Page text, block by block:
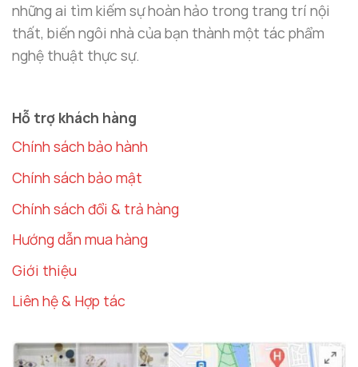
những ai tìm kiếm sự hoàn hảo trong trang trí nội
thất, biến ngôi nhà của bạn thành một tác phẩm
nghệ thuật thực sự.
Hỗ trợ khách hàng
Chính sách bảo hành
Chính sách bảo mật
Chính sách đổi & trả hàng
Hướng dẫn mua hàng
Giới thiệu
Liên hệ & Hợp tác